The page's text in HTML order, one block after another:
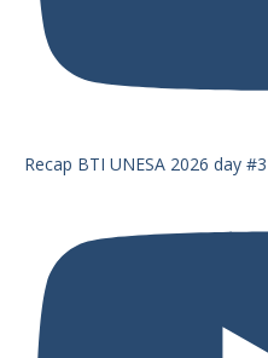
Recap BTI UNESA 2026 day #3